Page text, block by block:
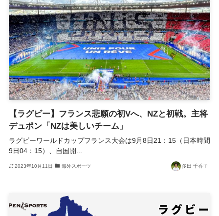
【ラグビー】フランス悲願の初Vへ、NZと初戦。主将
デュポン「NZは美しいチーム」
ラグビーワールドカップフランス大会は9月8日21：15（日本時間
9日04：15）、自国開...
2023年10月11日 海外スポーツ 多田 千香子